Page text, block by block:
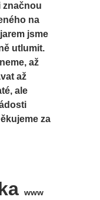
značnou
na
jsme
utlumit.
až
až
ale
za
www